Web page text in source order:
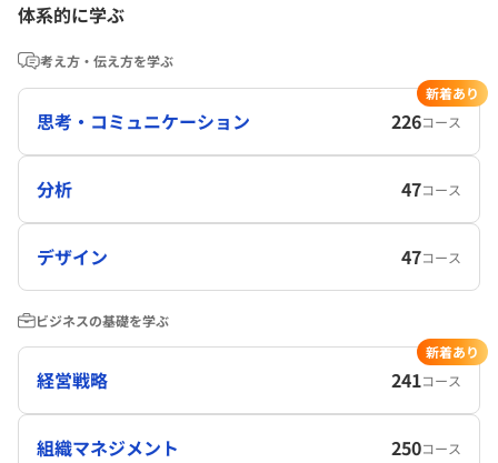
体系的に学ぶ
考え方・伝え方を学ぶ
思考・コミュニケーション 226コース
新着あり
分析 47コース
デザイン 47コース
ビジネスの基礎を学ぶ
経営戦略 241コース
新着あり
組織マネジメント 250コース